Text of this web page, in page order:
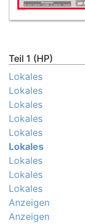
Teil 1 (HP)
Lokales
Lokales
Lokales
Lokales
Lokales
Lokales
Lokales
Lokales
Lokales
Anzeigen
Anzeigen